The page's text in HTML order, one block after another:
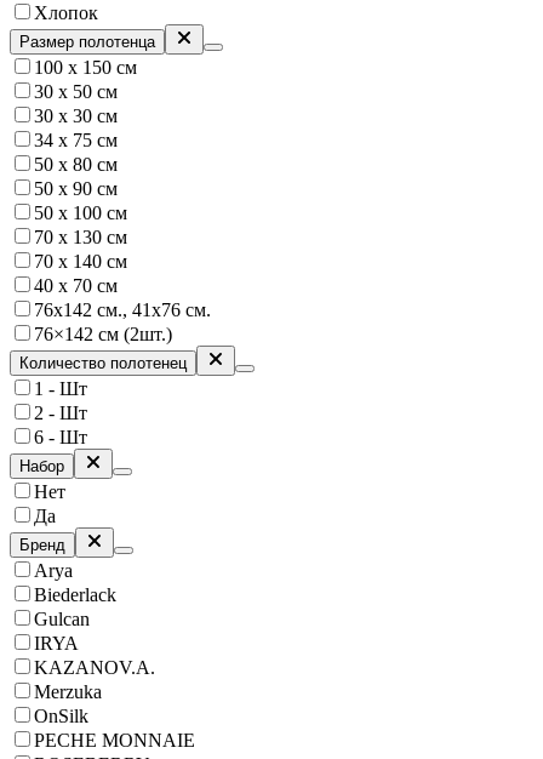
Хлопок
Размер полотенца
100 х 150 см
30 x 50 см
30 х 30 см
34 x 75 см
50 x 80 см
50 х 90 см
50 х 100 см
70 х 130 см
70 х 140 см
40 х 70 см
76х142 см., 41х76 см.
76×142 см (2шт.)
Количество полотенец
1 - Шт
2 - Шт
6 - Шт
Набор
Нет
Да
Бренд
Arya
Biederlack
Gulcan
IRYA
KAZANOV.A.
Merzuka
OnSilk
PECHE MONNAIE